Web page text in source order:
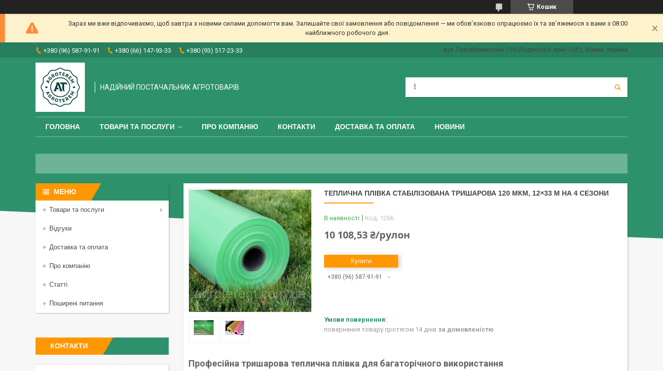
Кошик
Зараз ми вже відпочиваємо, щоб завтра з новими силами допомогти вам. Залишайте свої замовлення або повідомлення — ми обов’язково опрацюємо їх та зв’яжемося з вами з 08:00
найближчого робочого дня.
+380 (96) 587-91-91 +380 (66) 147-93-33 +380 (93) 517-23-33 вул. Преображенська 15б (Радянської армії 15б ), Маяки, Україна
НАДІЙНИЙ ПОСТАЧАЛЬНИК АГРОТОВАРІВ
ГОЛОВНА ТОВАРИ ТА ПОСЛУГИ ПРО КОМПАНІЮ КОНТАКТИ ДОСТАВКА ТА ОПЛАТА НОВИНИ
ТЕПЛИЧНА ПЛІВКА СТАБІЛІЗОВАНА ТРИШАРОВА 120 МКМ, 12×33 М НА 4 СЕЗОНИ
В наявності Код: 1266
10 108,53 ₴/рулон
Купити
+380 (96) 587-91-91
повернення товару протягом 14 днів за домовленістю
Професійна тришарова теплична плівка для багаторічного використання
Товари та послуги
Відгуки
Доставка та оплата
Про компанію
Статті
Поширені питання
КОНТАКТИ